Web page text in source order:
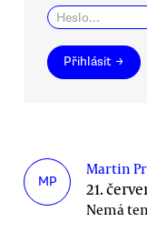
Přihlásit →
MP
Martin
21.
Nemá